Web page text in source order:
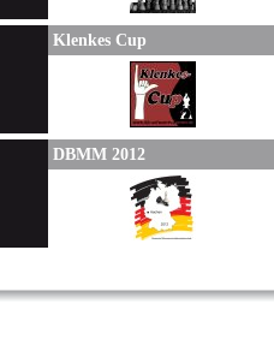
Klenkes Cup
DBMM 2012